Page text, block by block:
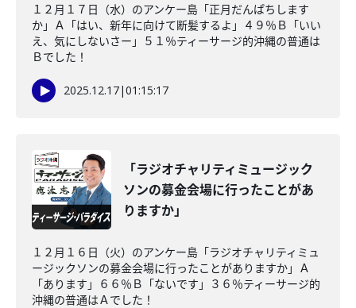
１２月１７日（水）のアンケー島「正月だんぱちします
か」Ａ「はい、新年に向けて断髪するよ」４９％Ｂ「いい
え、気にしないさー」５１％ティーサージ的沖縄の普通は
Ｂでした！
2025.12.17|01:15:17
「ラジオチャリティミュージック
ソンの募金会場に行ったことがあ
りますか」
１２月１６日（火）のアンケー島「ラジオチャリティミュ
ージックソンの募金会場に行ったことがありますか」Ａ
「あります」６６％Ｂ「ないです」３６％ティーサージ的
沖縄の普通はＡでした！